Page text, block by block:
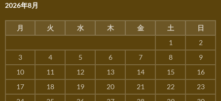
2026年8月
月 火 水 木 金 土
日
1
2
3
4 5 6 7 8
9
10
11 12 13 14 15
16
17
18 19 20 21 22
23